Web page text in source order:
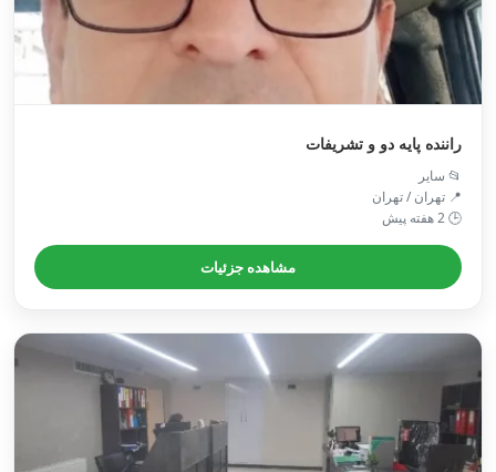
راننده پایه دو و تشریفات
📂 سایر
📍 تهران / تهران
🕒 2 هفته پیش
مشاهده جزئیات